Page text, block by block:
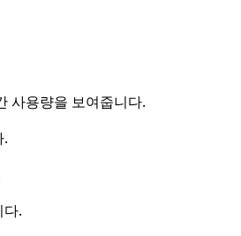
사용량을 보여줍니다.
.
.